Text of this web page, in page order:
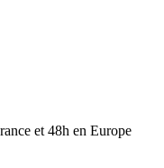
et 48h en Europe